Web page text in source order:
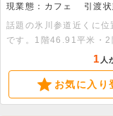
現業態：カフェ
引渡
話題の氷川参道近くに
です。1階46.91平米・
に対応可能です。ぜひ
1 人
お気に入り